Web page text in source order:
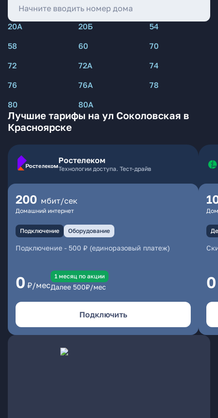
20А 20Б
54
58
60
70
72
72А
74
76
76А
78
80
80А
Лучшие тарифы на ул Соколовская в
Красноярске
Ростелеком
Технологии доступа. Тест-драйв
200 мбит/сек
Домашний интернет
Подключение Оборудование
Подключение - 500 ₽ (единоразовый платеж)
0 ₽/мес
1 месяц по акции
Далее 500₽/мес
Подключить
0